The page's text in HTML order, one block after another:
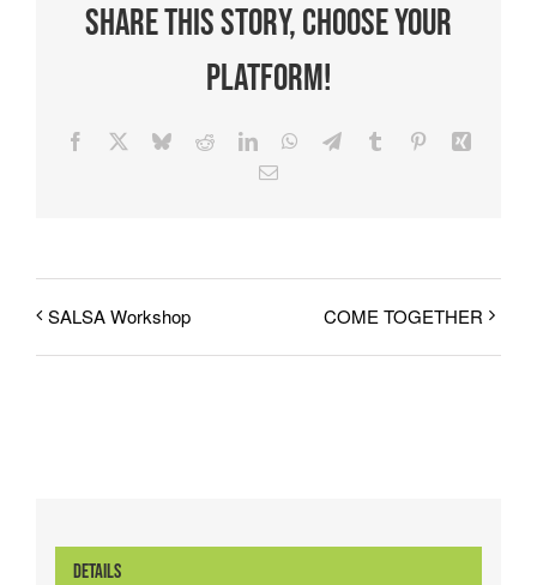
Share This Story, Choose Your
Platform!
Facebook BlueskyRedditLinkedInWhatsApp
TelegramTumblr Pinterest
E-
SALSA Workshop COME TOGETHER
Details